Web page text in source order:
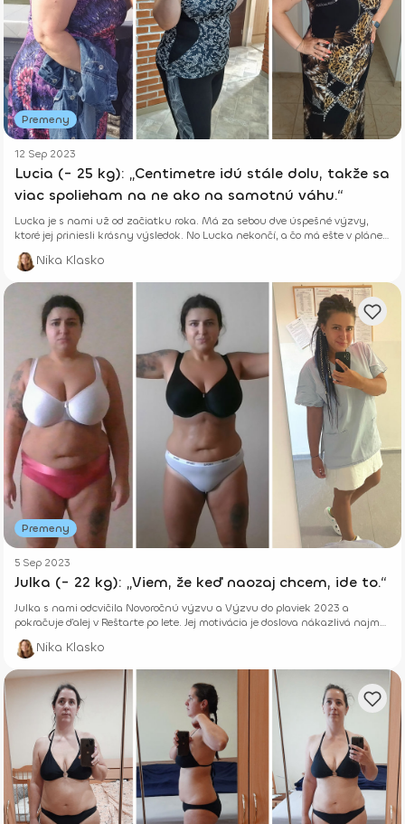
Premeny
12 Sep 2023
Lucia (- 25 kg): „Centimetre idú stále dolu, takže sa
viac spolieham na ne ako na samotnú váhu.“
Lucka je s nami už od začiatku roka. Má za sebou dve úspešné výzvy,
ktoré jej priniesli krásny výsledok. No Lucka nekončí, a čo má ešte v pláne
a ako sa jej cvičí s Fitshakerom, nám prezradila v rozhovore.
Nika Klasko
Premeny
5 Sep 2023
Julka (- 22 kg): „Viem, že keď naozaj chcem, ide to.“
Julka s nami odcvičila Novoročnú výzvu a Výzvu do plaviek 2023 a
pokračuje ďalej v Reštarte po lete. Jej motivácia je doslova nákazlivá najmä
v spojení s krásnym výsledkom, ktorý dosiahla. Prečítaj si, ako sa jej
podarilo schudnúť neuveriteľných 22 kíl.
Nika Klasko